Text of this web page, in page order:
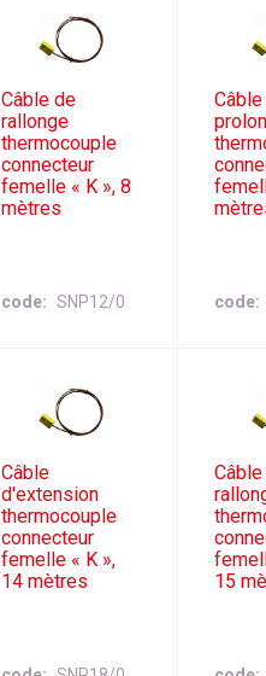
Câble de
rallonge
thermocouple
connecteur
femelle « K », 8
mètres
code SNP12/0
Câble
code
Câble
d'extension
thermocouple
connecteur
femelle « K »,
14 mètres
15